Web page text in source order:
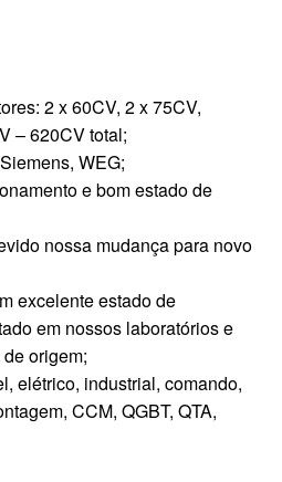
2 x 60CV, 2 x 75CV,
– 620CV total;
WEG;
e bom estado de
nossa mudança para novo
excelente estado de
em nossos laboratórios e
origem;
elétrico, industrial, comando,
CCM, QGBT, QTA,